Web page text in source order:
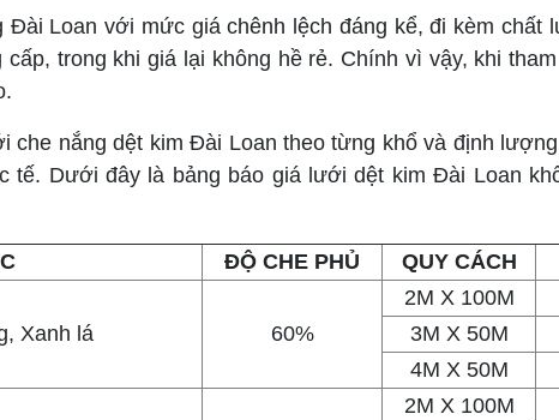
Loan với mức giá chênh lệch đáng kể, đi kèm chất
trong khi giá lại không hề rẻ. Chính vì vậy, khi
nắng dệt kim Đài Loan theo từng khổ và định
tế. Dưới đây là bảng báo giá lưới dệt kim Đài Loan
ĐỘ CHE PHỦ QUY CÁCH
Xanh lá 60%
2M X 100M
3M X 50M
4M X 50M
2M X 100M